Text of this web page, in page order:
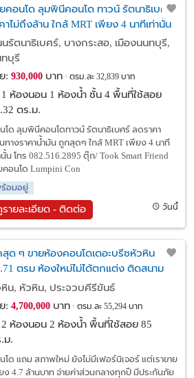
คอนโด ลุมพินีคอนโด ทาวน์ รัตนาธิเบศร์
าไม่ถึงล้าน ใกล้ MRT เพียง 4 นาทีเท่านั้น
รัตนาธิเบศร์, บางกระสอ, เมืองนนทบุรี,
บุรี
: 930,000บาท ตรม.ละ 32,839 บาท
1 ห้องนอน 1 ห้องน้ำ ชั้น 4 พื้นที่ใช้สอย
ตร.ม.
โด ลุมพินีคอนโดทาวน์ รัตนาธิเบศร์ ลดราคา
ทางราคาน้ำมัน ถูกสุดๆ ใกล้ MRT เพียง 4 นาที
นั้น โทร 082.516.2895 ตุ๊ก/ Took Smart Friend
คอนโด Lumpini Con
อมอยู่
ายละเอียด - ติดต่อ วันนี้
ด ๆ ขายห้องคอนโดเดอะบรีซหัวหิน
ตรม ห้องใหม่ไม่ได้ตกแต่ง ติดสนาม
ฟ เขาตะเกียบ
น, หัวหิน, ประจวบคีรีขันธ์
: 4,700,000บาท ตรม.ละ 55,294 บาท
2 ห้องนอน 2 ห้องน้ำ พื้นที่ใช้สอย 85
ม.
โด แถม สภาพใหม่ ยังไม่มีเฟอร์นิเจอร์ แต่เราขาย
ง 4.7 ล้านบาท จ่ายค่าส่วนกลางทุกปี มีประกันภัย